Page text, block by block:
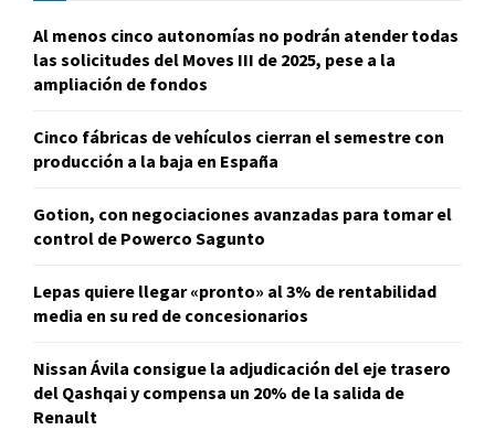
Al menos cinco autonomías no podrán atender todas
las solicitudes del Moves III de 2025, pese a la
ampliación de fondos
Cinco fábricas de vehículos cierran el semestre con
producción a la baja en España
Gotion, con negociaciones avanzadas para tomar el
control de Powerco Sagunto
Lepas quiere llegar «pronto» al 3% de rentabilidad
media en su red de concesionarios
Nissan Ávila consigue la adjudicación del eje trasero
del Qashqai y compensa un 20% de la salida de
Renault